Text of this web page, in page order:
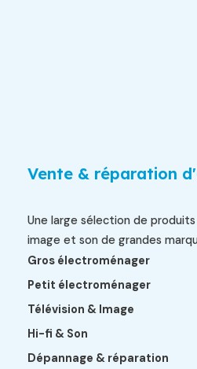
Vente & réparation
Une large sélection de
image et son de grandes
Gros électroménager
Petit électroménager
Télévision & Image
Hi-fi & Son
Dépannage & réparation